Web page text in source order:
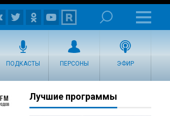
ПОДКАСТЫ ПЕРСОНЫ ЭФИР
Лучшие программы